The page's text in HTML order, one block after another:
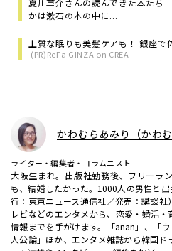
かは漱石の本の中に...
上質な眠りも美髪ケアも！ 銀座で
(PR)ReFa GINZA on CREA
かわむらあみり（かわむ
ライター・編集者・コラムニスト
大阪生まれ。出版社勤務後、フリーラ
も、結婚したかった。1000人の男性と
行：東京ニュース通信社／発売：講談
レビなどのエンタメから、恋愛・婚活
情報までを手がけます。「anan」、「
人公論」ほか、エンタメ雑誌から韓国